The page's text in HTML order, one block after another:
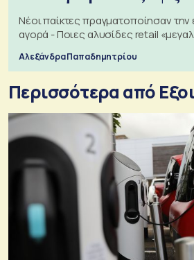
Νέοι παίκτες πραγματοποίησαν
αγορά - Ποιες αλυσίδες retail
Αλεξάνδρα Παπαδημητρίου
Περισσότερα από